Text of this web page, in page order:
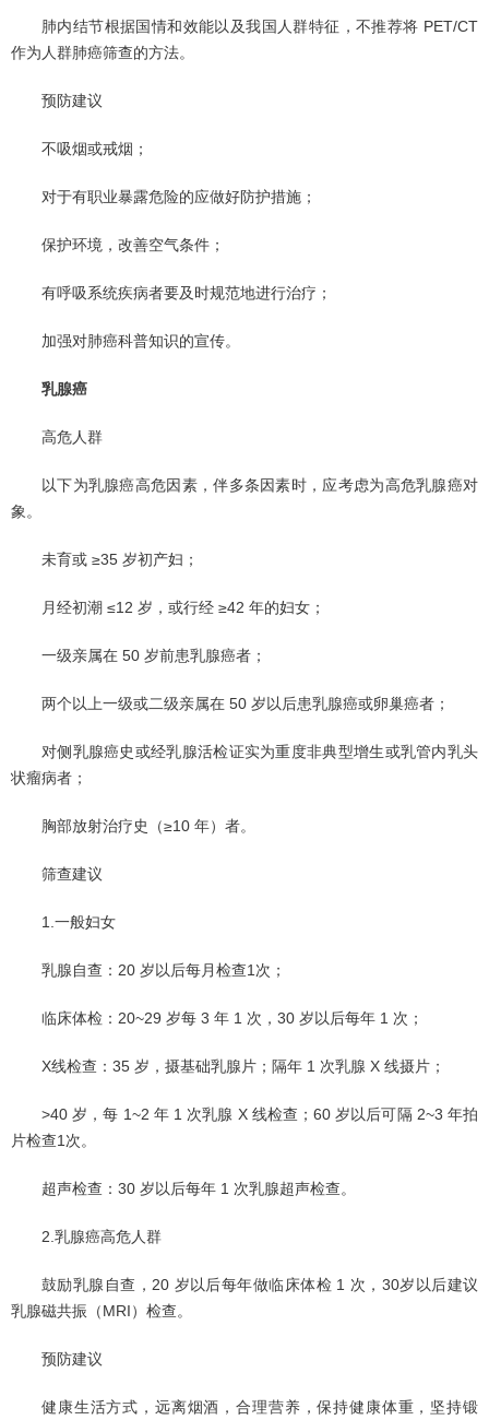
肺内结节根据国情和效能以及我国人群特征，不推荐将 PET/CT
作为人群肺癌筛查的方法。
预防建议
不吸烟或戒烟；
对于有职业暴露危险的应做好防护措施；
保护环境，改善空气条件；
有呼吸系统疾病者要及时规范地进行治疗；
加强对肺癌科普知识的宣传。
乳腺癌
高危人群
以下为乳腺癌高危因素，伴多条因素时，应考虑为高危乳腺癌对
象。
未育或 ≥35 岁初产妇；
月经初潮 ≤12 岁，或行经 ≥42 年的妇女；
一级亲属在 50 岁前患乳腺癌者；
两个以上一级或二级亲属在 50 岁以后患乳腺癌或卵巢癌者；
对侧乳腺癌史或经乳腺活检证实为重度非典型增生或乳管内乳头
状瘤病者；
胸部放射治疗史（≥10 年）者。
筛查建议
1.一般妇女
乳腺自查：20 岁以后每月检查1次；
临床体检：20~29 岁每 3 年 1 次，30 岁以后每年 1 次；
X线检查：35 岁，摄基础乳腺片；隔年 1 次乳腺 X 线摄片；
>40 岁，每 1~2 年 1 次乳腺 X 线检查；60 岁以后可隔 2~3 年拍
片检查1次。
超声检查：30 岁以后每年 1 次乳腺超声检查。
2.乳腺癌高危人群
鼓励乳腺自查，20 岁以后每年做临床体检 1 次，30岁以后建议
乳腺磁共振（MRI）检查。
预防建议
健康生活方式，远离烟酒，合理营养，保持健康体重，坚持锻